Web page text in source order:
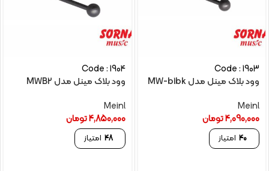
Code : 1903
وود بلاک مینل مدل MW-b1bk
Meinl
4,090,000تومان
40 امتیاز
Code : 1904
وود بلاک مینل مدل MWB2
Meinl
4,850,000تومان
48 امتیاز